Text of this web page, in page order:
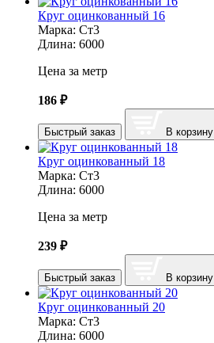
Круг оцинкованный 16
Марка: Ст3
Длина: 6000
Цена за метр
186 ₽
Быстрый заказ В корзину
Круг оцинкованный 18
Марка: Ст3
Длина: 6000
Цена за метр
239 ₽
Быстрый заказ В корзину
Круг оцинкованный 20
Марка: Ст3
Длина: 6000